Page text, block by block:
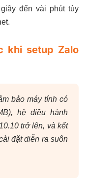
đến vài phút tùy
khi setup Zalo
bảo máy tính có
hệ điều hành
trở lên, và kết
đặt diễn ra suôn